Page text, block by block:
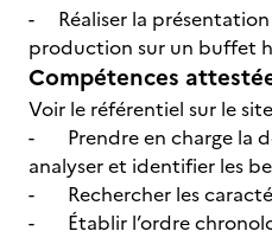
- Réaliser la présentation
production sur un buffet
Compétences
Voir le référentiel sur le
- Prendre en charge la
analyser et identifier les
- Rechercher les
- Établir l’ordre